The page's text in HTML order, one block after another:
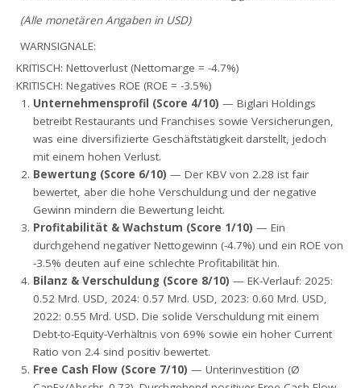
(Alle monetären Angaben in USD)
WARNSIGNALE:
KRITISCH: Nettoverlust (Nettomarge = -4.7%)
KRITISCH: Negatives ROE (ROE = -3.5%)
Unternehmensprofil (Score 4/10) — Biglari Holdings
betreibt Restaurants und Franchises sowie Versicherungen,
was eine diversifizierte Geschäftstätigkeit darstellt, jedoch
mit einem hohen Verlust.
Bewertung (Score 6/10) — Der KBV von 2.28 ist fair
bewertet, aber die hohe Verschuldung und der negative
Gewinn mindern die Bewertung leicht.
Profitabilität & Wachstum (Score 1/10) — Ein
durchgehend negativer Nettogewinn (-4.7%) und ein ROE von
-3.5% deuten auf eine schlechte Profitabilität hin.
Bilanz & Verschuldung (Score 8/10) — EK-Verlauf: 2025:
0.52 Mrd. USD, 2024: 0.57 Mrd. USD, 2023: 0.60 Mrd. USD,
2022: 0.55 Mrd. USD. Die solide Verschuldung mit einem
Debt-to-Equity-Verhältnis von 69% sowie ein hoher Current
Ratio von 2.4 sind positiv bewertet.
Free Cash Flow (Score 7/10) — Unterinvestition (Ø